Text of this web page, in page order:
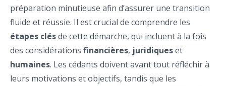
préparation minutieuse afin d’assurer une transition
fluide et réussie. Il est crucial de comprendre les
étapes clésde cette démarche, qui incluent à la fois
des considérations financières, juridiqueset
humaines. Les cédants doivent avant tout réfléchir à
leurs motivations et objectifs, tandis que les